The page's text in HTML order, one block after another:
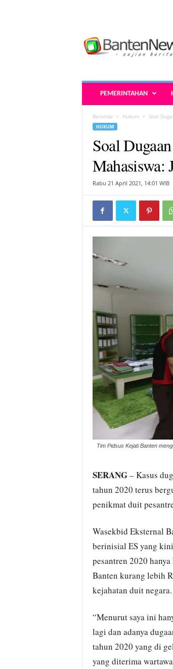
n
-
r
PEMERINTAHAN
Beranda Hukum Soal
HUKUM
Soal
Mahasiswa:
Rabu 21 April 2021, 14:01 WIB
Tim Pidsus Kejati Banten
SERANG– Kasus
tahun 2020 terus
penikmat duit
Wasekbid Eksternal
berinisial ES yang
pesantren 2020
Banten kurang lebih
kejahatan duit negara.
“Menurut saya ini
lagi dan adanya
tahun 2020 yang di
yang diterima